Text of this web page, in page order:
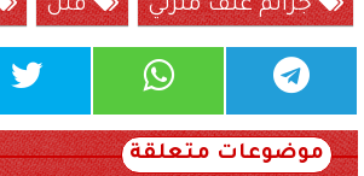
جرائم عنف منزلي
قتل
موضوعات متعلقة